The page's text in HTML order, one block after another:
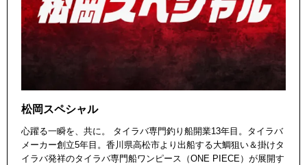
松岡スペシャル
心躍る一瞬を、共に。 タイラバ専門釣り船開業13年目。タイラバ
メーカー創立5年目。香川県高松市より出船する大鯛狙い＆掛けタ
イラバ発祥のタイラバ専門船ワンピース（ONE PIECE）が展開す